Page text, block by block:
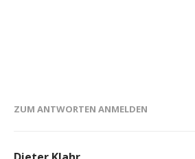
ZUM ANTWORTEN ANMELDEN